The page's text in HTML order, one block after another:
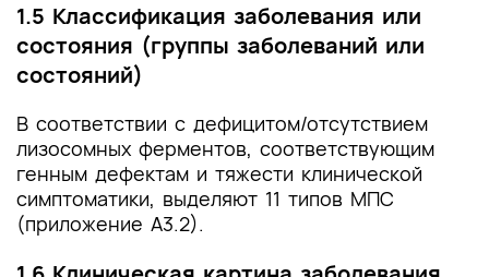
1.5 Классификация заболевания или
состояния (группы заболеваний или
состояний)
В соответствии с дефицитом/отсутствием
лизосомных ферментов, соответствующим
генным дефектам и тяжести клинической
симптоматики, выделяют 11 типов МПС
(приложение А3.2).